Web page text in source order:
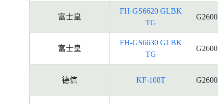
富士皇
FH-GS6620 GLBK
TG
富士皇
FH-GS6630 GLBK
TG
德信 KF-108T